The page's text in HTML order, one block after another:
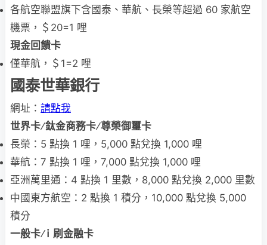
各航空聯盟旗下含國泰、華航、長榮等超過 60 家航空
機票，＄20=1 哩
現金回饋卡
僅華航，＄1=2 哩
國泰世華銀行
網址： 請點我
世界卡∕鈦金商務卡∕尊榮御璽卡
長榮：5 點換 1 哩，5,000 點兌換 1,000 哩
華航：7 點換 1 哩，7,000 點兌換 1,000 哩
亞洲萬里通：4 點換 1 里數，8,000 點兌換 2,000 里數
中國東方航空：2 點換 1 積分，10,000 點兌換 5,000
積分
一般卡ｉ刷金融卡